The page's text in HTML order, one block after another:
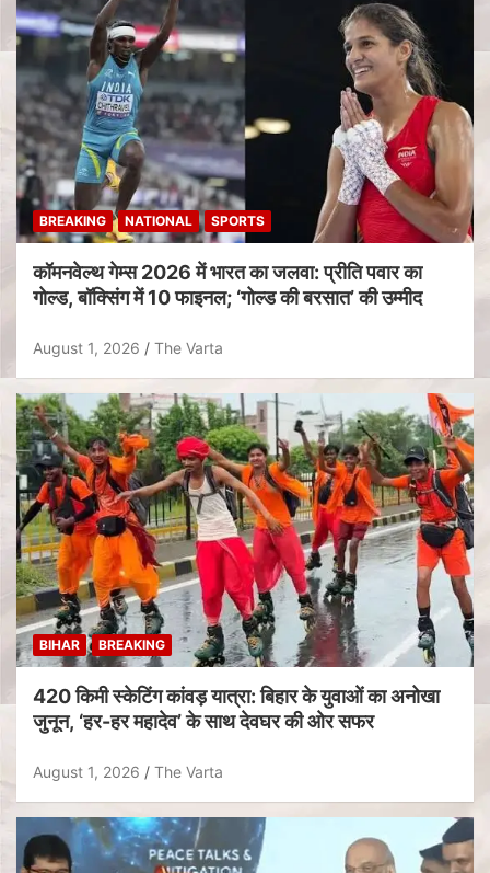
BREAKING NATIONAL SPORTS
कॉमनवेल्थ गेम्स 2026 में भारत का जलवा: प्रीति पवार का
गोल्ड, बॉक्सिंग में 10 फाइनल; ‘गोल्ड की बरसात’ की उम्मीद
August 1, 2026 The Varta
BIHAR BREAKING
420 किमी स्केटिंग कांवड़ यात्रा: बिहार के युवाओं का अनोखा
जुनून, ‘हर-हर महादेव’ के साथ देवघर की ओर सफर
August 1, 2026 The Varta